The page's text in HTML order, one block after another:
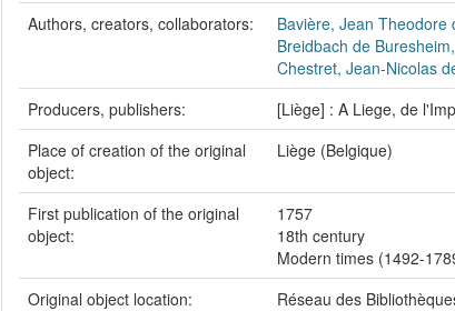
Authors, creators, collaborators: Bavière, Jean Theodore
Breidbach de
Chestret, Jean-Nicolas
Producers, publishers:
[Liège] : A Liege, de
Place of creation of the original
object:
Liège (Belgique)
First publication of the original
object:
1757
18th century
Modern times (1492-
Original object location:
Réseau des